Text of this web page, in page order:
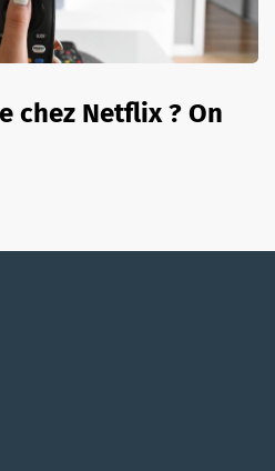
chez Netflix ? On